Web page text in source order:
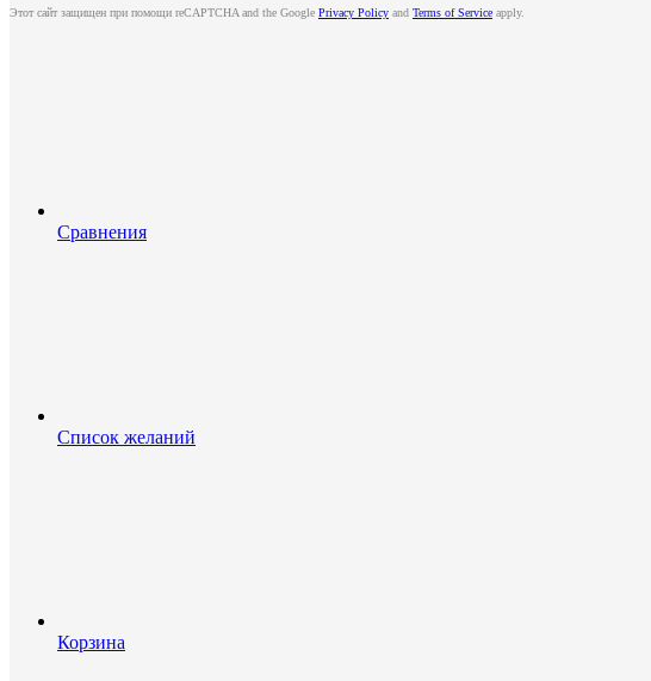
Этот сайт защищен при помощи reCAPTCHA and the Google Privacy Policy and Terms of Service apply.
Сравнения
Список желаний
Корзина